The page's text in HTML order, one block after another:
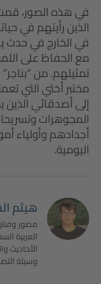
في هذه الصور،
الذين رأيتهم في
في الخارج في حدث
مع الحفاظ على
تمثيلهم. من
مختبر أختي التي
إلى أصدقائي
المجوهرات
أجدادهم وأولياء
اليومية.
هيثم
العربية
الأحاديث
وسيلة